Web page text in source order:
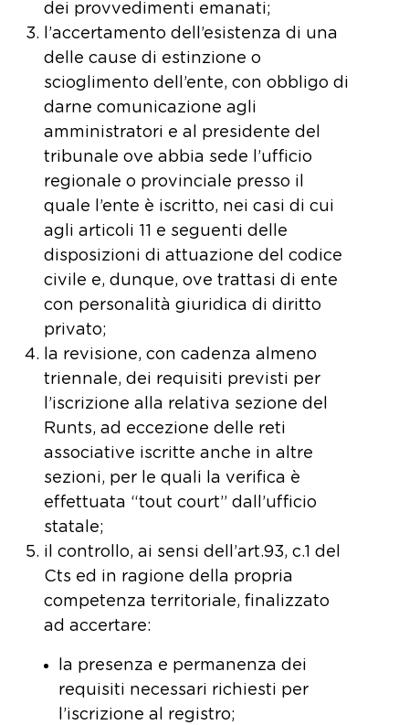
dei provvedimenti emanati;
l’accertamento dell’esistenza di una
delle cause di estinzione o
scioglimento dell’ente, con obbligo di
darne comunicazione agli
amministratori e al presidente del
tribunale ove abbia sede l’ufficio
regionale o provinciale presso il
quale l’ente è iscritto, nei casi di cui
agli articoli 11 e seguenti delle
disposizioni di attuazione del codice
civile e, dunque, ove trattasi di ente
con personalità giuridica di diritto
privato;
la revisione, con cadenza almeno
triennale, dei requisiti previsti per
l’iscrizione alla relativa sezione del
Runts, ad eccezione delle reti
associative iscritte anche in altre
sezioni, per le quali la verifica è
effettuata “tout court” dall’ufficio
statale;
il controllo, ai sensi dell’art.93, c.1 del
Cts ed in ragione della propria
competenza territoriale, finalizzato
ad accertare:
la presenza e permanenza dei
requisiti necessari richiesti per
l’iscrizione al registro;